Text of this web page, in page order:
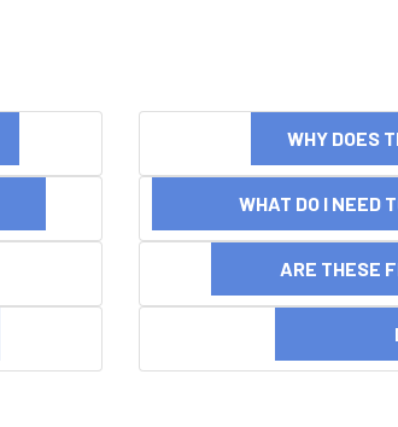
WHY DOES
WHAT DO I NEED
ARE THESE